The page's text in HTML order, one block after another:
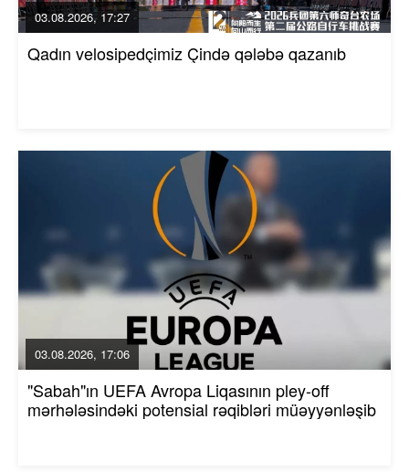
03.08.2026, 17:27
Qadın velosipedçimiz Çində qələbə qazanıb
03.08.2026, 17:06
"Sabah"ın UEFA Avropa Liqasının pley-off
mərhələsindəki potensial rəqibləri müəyyənləşib